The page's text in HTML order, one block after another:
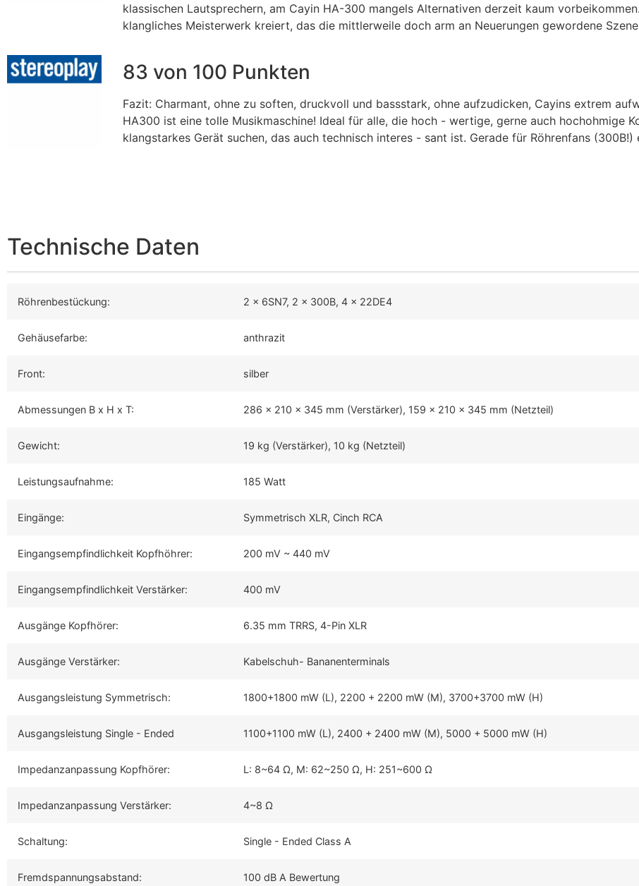
klassischen Lautsprechern, am Cayin HA-300 mangels Alternativen derzeit kaum
klangliches Meisterwerk kreiert, das die mittlerweile doch arm an Neuerungen gewordene
83 von 100 Punkten
Fazit: Charmant, ohne zu soften, druckvoll und bassstark, ohne aufzudicken, Cayins extrem
HA300 ist eine tolle Musikmaschine! Ideal für alle, die hoch - wertige, gerne auch hochohmige
klangstarkes Gerät suchen, das auch technisch interes - sant ist. Gerade für Röhrenfans (300B!)
Technische Daten
Röhrenbestückung: 2 x 6SN7, 2 x 300B, 4 x 22DE4
Gehäusefarbe: anthrazit
Front: silber
Abmessungen B x H x T: 286 x 210 x 345 mm (Verstärker), 159 x 210 x 345 mm (Netzteil)
Gewicht: 19 kg (Verstärker), 10 kg (Netzteil)
Leistungsaufnahme: 185 Watt
Eingänge: Symmetrisch XLR, Cinch RCA
Eingangsempfindlichkeit Kopfhöhrer: 200 mV ~ 440 mV
Eingangsempfindlichkeit Verstärker: 400 mV
Ausgänge Kopfhörer: 6.35 mm TRRS, 4-Pin XLR
Ausgänge Verstärker: Kabelschuh- Bananenterminals
Ausgangsleistung Symmetrisch: 1800+1800 mW (L), 2200 + 2200 mW (M), 3700+3700 mW (H)
Ausgangsleistung Single - Ended 1100+1100 mW (L), 2400 + 2400 mW (M), 5000 + 5000 mW (H)
Impedanzanpassung Kopfhörer: L: 8~64 Ω, M: 62~250 Ω, H: 251~600 Ω
Impedanzanpassung Verstärker: 4~8 Ω
Schaltung: Single - Ended Class A
Fremdspannungsabstand: 100 dB A Bewertung